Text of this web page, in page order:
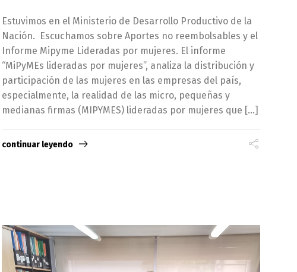
Estuvimos en el Ministerio de Desarrollo Productivo de la
Nación. Escuchamos sobre Aportes no reembolsables y el
Informe Mipyme Lideradas por mujeres. El informe
“MiPyMEs lideradas por mujeres”, analiza la distribución y
participación de las mujeres en las empresas del país,
especialmente, la realidad de las micro, pequeñas y
medianas firmas (MIPYMES) lideradas por mujeres que […]
continuar leyendo